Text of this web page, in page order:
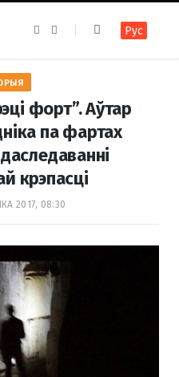
e
k
t
a
m
Рус
форт”. Аўтар
па фартах
крэпасці
2017, 08:30